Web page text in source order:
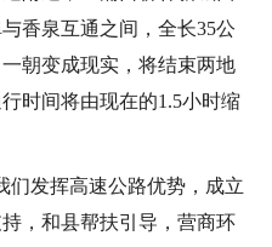
香泉互通之间，全长35公
朝变成现实，将结束两地
时间将由现在的1.5小时缩
发挥高速公路优势，成立
，和县帮扶引导，营商环